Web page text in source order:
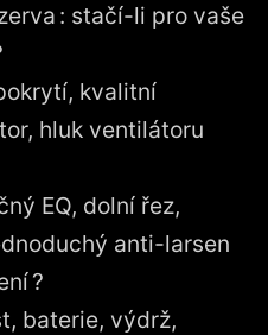
: stačí-li pro vaše
kvalitní
hluk ventilátoru
EQ, dolní řez,
anti-larsen
?
baterie, výdrž,